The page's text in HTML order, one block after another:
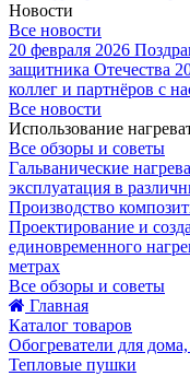
Новости
Все новости
20 февраля 2026
защитника Отечества
коллег и партнёров с
Все новости
Использование
Все обзоры и советы
Гальванические
эксплуатация в
Производство
Проектирование и
единовременного
метрах
Все обзоры и советы
Главная
Каталог товаров
Обогреватели для дома,
Тепловые пушки